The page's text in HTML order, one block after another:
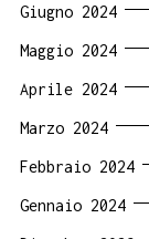
Giugno 2024
Maggio 2024
Aprile 2024
Marzo 2024
Febbraio 2024
Gennaio 2024